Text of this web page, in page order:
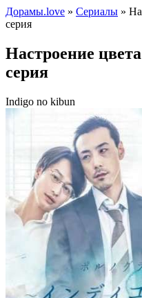
Дорамы.love » Сериалы »
серия
Настроение
серия
Indigo no kibun